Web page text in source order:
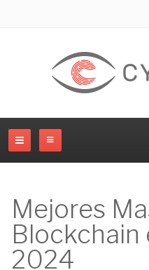
Mejores
Blockchain
2024